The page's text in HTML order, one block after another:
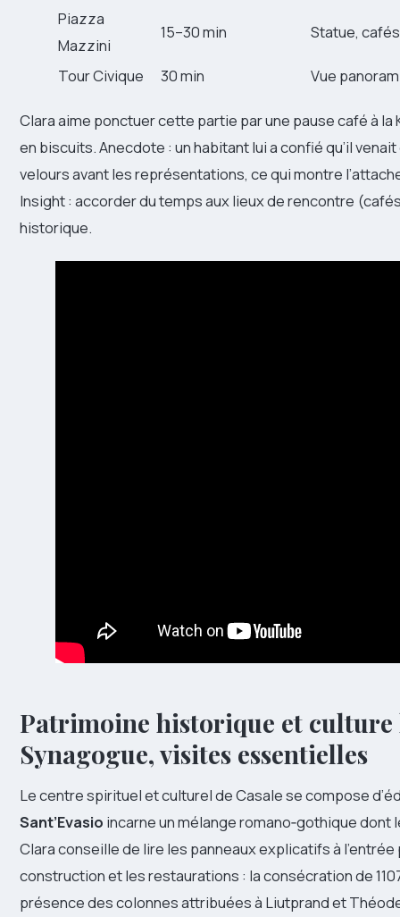
Piazza
Mazzini
15–30 min Statue,
Tour Civique 30 min Vue
Clara aime ponctuer cette partie par une pause café à
en biscuits. Anecdote : un habitant lui a confié qu’il
velours avant les représentations, ce qui montre
Insight : accorder du temps aux lieux de rencontre
historique.
Patrimoine historique et culture
Synagogue, visites essentielles
Le centre spirituel et culturel de Casale se compose
Sant’Evasio incarne un mélange romano‑gothique
Clara conseille de lire les panneaux explicatifs à
construction et les restaurations : la consécration de
présence des colonnes attribuées à Liutprand et